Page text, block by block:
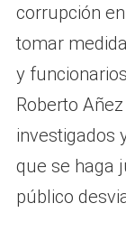
corrupción
tomar
y
Roberto
investigados
que se haga
público